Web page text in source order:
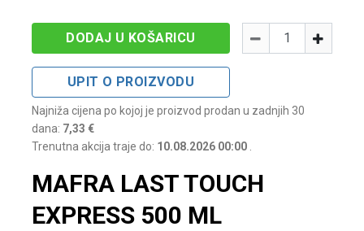
-
Količina +
DODAJ U KOŠARICU
UPIT O PROIZVODU
Najniža cijena po kojoj je proizvod prodan u zadnjih 30
dana: 7,33 €
Trenutna akcija traje do: 10.08.2026 00:00
MAFRA LAST TOUCH
EXPRESS 500 ML